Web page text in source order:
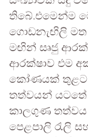
තිබේ.එමෙන්ම
ගොඩනැඟිලි
මඟින් සෘජු
ආරක්ෂාව එම
කෝණයක් තුළට
තත්වයන් යටතේ
කාලගුණ තත්වය
පෙළපාලි රැලි